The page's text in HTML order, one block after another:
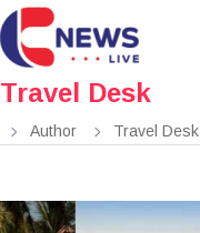
Travel Desk
Author Travel Desk